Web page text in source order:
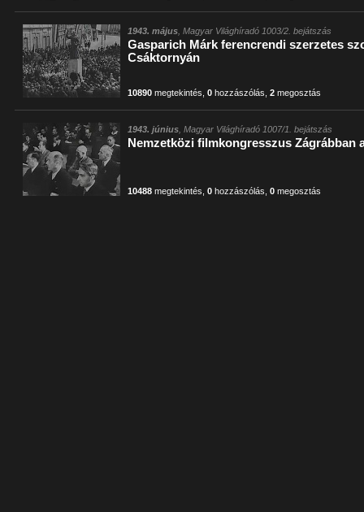
1943. május , Magyar Világhíradó 1003/2. bejátszás
Gasparich Márk ferencrendi szerzetes
Csáktornyán
10890 megtekintés ,0 hozzászólás ,2 megosztás
1943. június , Magyar Világhíradó 1007/1. bejátszás
Nemzetközi filmkongresszus Zágrábban
10488 megtekintés ,0 hozzászólás ,0 megosztás